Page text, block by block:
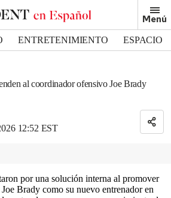
Menú
ENTRETENIMIENTO
ESPACIO
al coordinador ofensivo Joe Brady
12:52 EST
por una solución interna al promover
Brady como su nuevo entrenador en